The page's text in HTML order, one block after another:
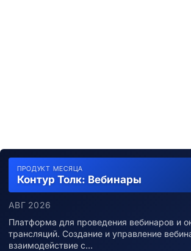
ПРОДУКТ МЕСЯЦА
Контур Толк: Вебинары
АВГ 2026
Платформа для проведения вебинаров и
трансляций. Создание и управление
взаимодействие с…